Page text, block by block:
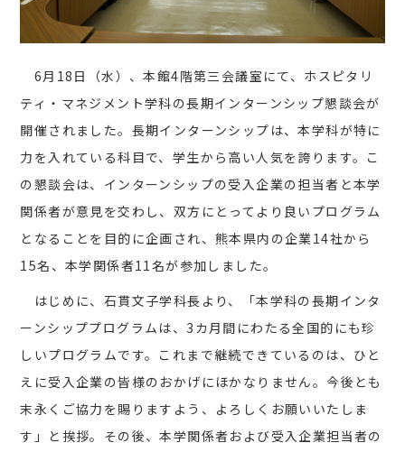
6月18日（水）、本館4階第三会議室にて、ホスピタリ
ティ・マネジメント学科の長期インターンシップ懇談会が
開催されました。長期インターンシップは、本学科が特に
力を入れている科目で、学生から高い人気を誇ります。こ
の懇談会は、インターンシップの受入企業の担当者と本学
関係者が意見を交わし、双方にとってより良いプログラム
となることを目的に企画され、熊本県内の企業14社から
15名、本学関係者11名が参加しました。
はじめに、石貫文子学科長より、「本学科の長期インタ
ーンシッププログラムは、3カ月間にわたる全国的にも珍
しいプログラムです。これまで継続できているのは、ひと
えに受入企業の皆様のおかげにほかなりません。今後とも
末永くご協力を賜りますよう、よろしくお願いいたしま
す」と挨拶。その後、本学関係者および受入企業担当者の